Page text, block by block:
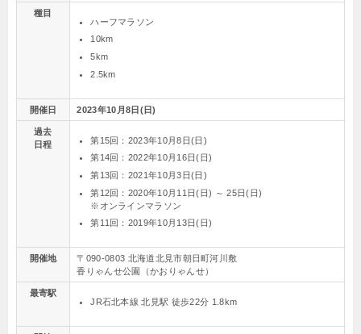
種目
ハーフマラソン
10km
5km
2.5km
開催日 2023年10月8日(日)
過去
日程
第15回：2023年10月8日(日)
第14回：2022年10月16日(日)
第13回：2021年10月3日(日)
第12回：2020年10月11日(日) ～ 25日(日)
※オンラインマラソン
第11回：2019年10月13日(日)
開催地
〒090-0803 北海道北見市朝日町河川敷
香りゃんせ公園（かおりゃんせ）
最寄駅
JR石北本線 北見駅 徒歩22分 1.8km